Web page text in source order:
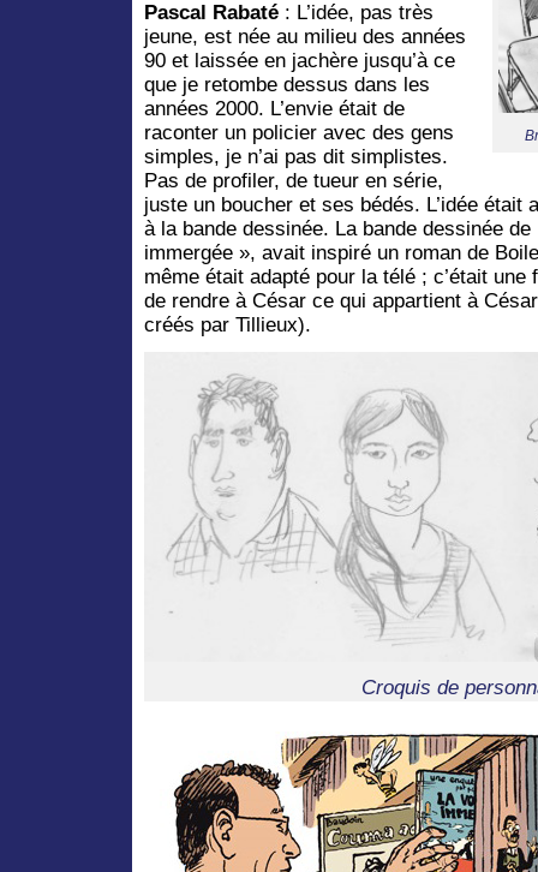
Pascal Rabaté : L’idée, pas très
jeune, est née au milieu des années
90 et laissée en jachère jusqu’à ce
que je retombe dessus dans les
années 2000. L’envie était de
raconter un policier avec des gens
simples, je n’ai pas dit simplistes.
Pas de profiler, de tueur en série,
juste un boucher et ses bédés. L’idée était
à la bande dessinée. La bande dessinée
immergée », avait inspiré un roman de
même était adapté pour la télé ; c’était
de rendre à César ce qui appartient à
créés par Tillieux).
Croquis de